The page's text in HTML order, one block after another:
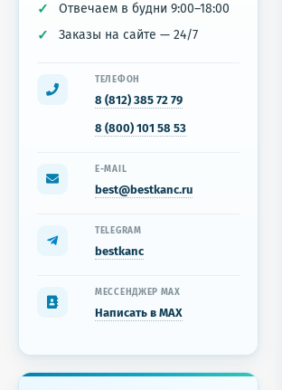
Отвечаем в будни 9:00–18:00
Заказы на сайте — 24/7
ТЕЛЕФОН
8 (812) 385 72 79
8 (800) 101 58 53
E-MAIL
best@bestkanc.ru
TELEGRAM
bestkanc
МЕССЕНДЖЕР MAX
Написать в MAX